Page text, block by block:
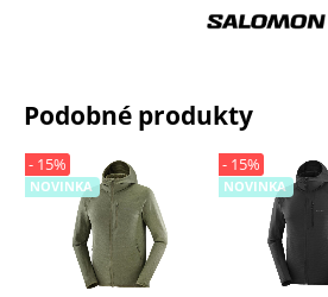
Podobné produkty
NOVINKA
- 15%
NOVINKA
- 15%